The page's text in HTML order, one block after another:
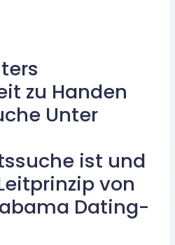
zu Handen
Unter
ist und
von
Dating-